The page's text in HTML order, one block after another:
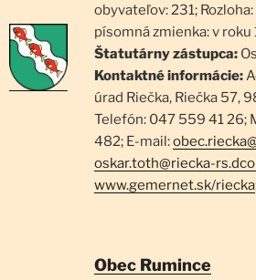
obyvateľov: 231;
písomná zmienka: v roku
Štatutárny zástupca:
Kontaktné informácie:
úrad Riečka, Riečka 57,
Telefón: 047 559 41 26;
482; E-mail:
oskar.toth@riecka-
www.gemernet.sk/riecka
Obec Rumince